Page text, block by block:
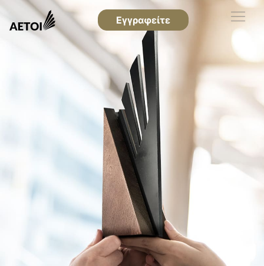
Εγγραφείτε